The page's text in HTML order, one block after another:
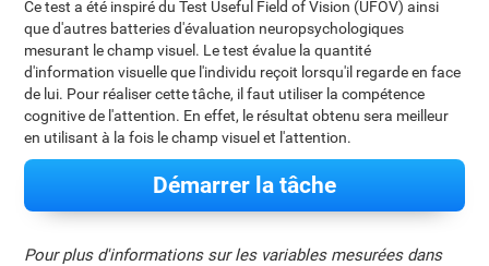
Ce test a été inspiré du Test Useful Field of Vision (UFOV) ainsi
que d'autres batteries d'évaluation neuropsychologiques
mesurant le champ visuel. Le test évalue la quantité
d'information visuelle que l'individu reçoit lorsqu'il regarde en face
de lui. Pour réaliser cette tâche, il faut utiliser la compétence
cognitive de l'attention. En effet, le résultat obtenu sera meilleur
en utilisant à la fois le champ visuel et l'attention.
Démarrer la tâche
Pour plus d'informations sur les variables mesurées dans